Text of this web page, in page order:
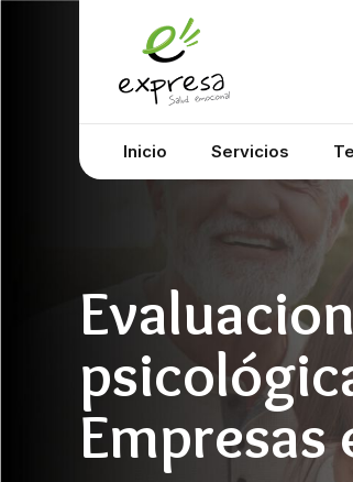
Inicio Servicios
Empresas